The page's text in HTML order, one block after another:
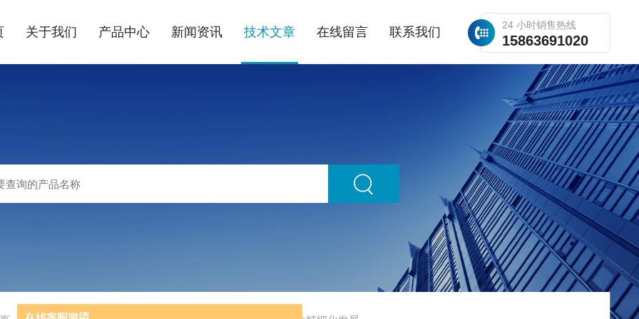
24 小时销售热线
15863691020
关于我们 产品中心 新闻资讯 技术文章 在线留言 联系我们